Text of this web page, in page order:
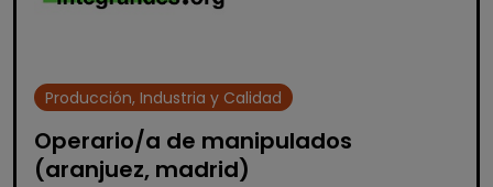
Producción, Industria y Calidad
Operario/a de manipulados
(aranjuez, madrid)